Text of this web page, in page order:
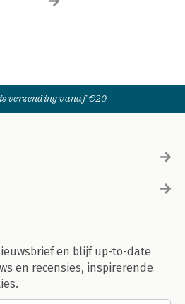
verzending vanaf €20
en blijf up-to-date
en recensies, inspirerende